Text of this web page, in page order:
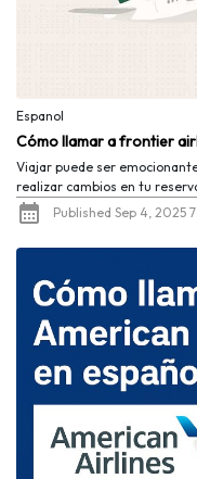
Espanol
Cómo llamar a frontier
Viajar puede ser
realizar cambios en tu
Published Sep 4, 2025